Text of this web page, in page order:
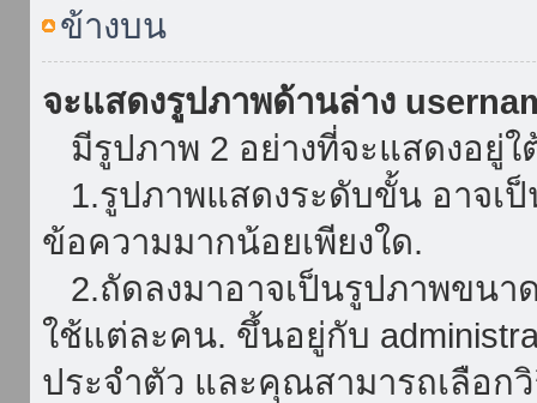
ข้างบน
จะแสดงรูปภาพด้านล่าง
มีรูปภาพ 2 อย่างที่จะแสดงอยู่ใ
1.รูปภาพแสดงระดับขั้น อาจเ
ข้อความมากน้อยเพียงใด.
2.ถัดลงมาอาจเป็นรูปภาพขนา
ใช้แต่ละคน. ขึ้นอยู่กับ
ประจำตัว และคุณสามารถเลือก